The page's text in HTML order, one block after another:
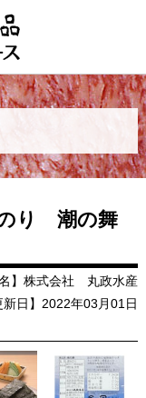
り 潮の舞
名】株式会社 丸政水産
新日】2022年03月01日